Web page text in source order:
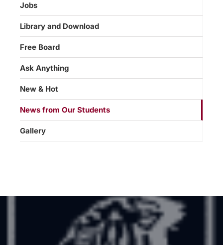
Jobs
Library and Download
Free Board
Ask Anything
New & Hot
News from Our Students
Gallery